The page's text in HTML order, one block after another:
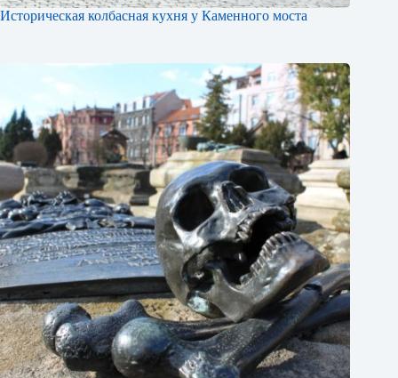
Историческая колбасная кухня у Каменного моста